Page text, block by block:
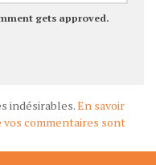
gets approved.
indésirables.En savoir
vos commentaires sont